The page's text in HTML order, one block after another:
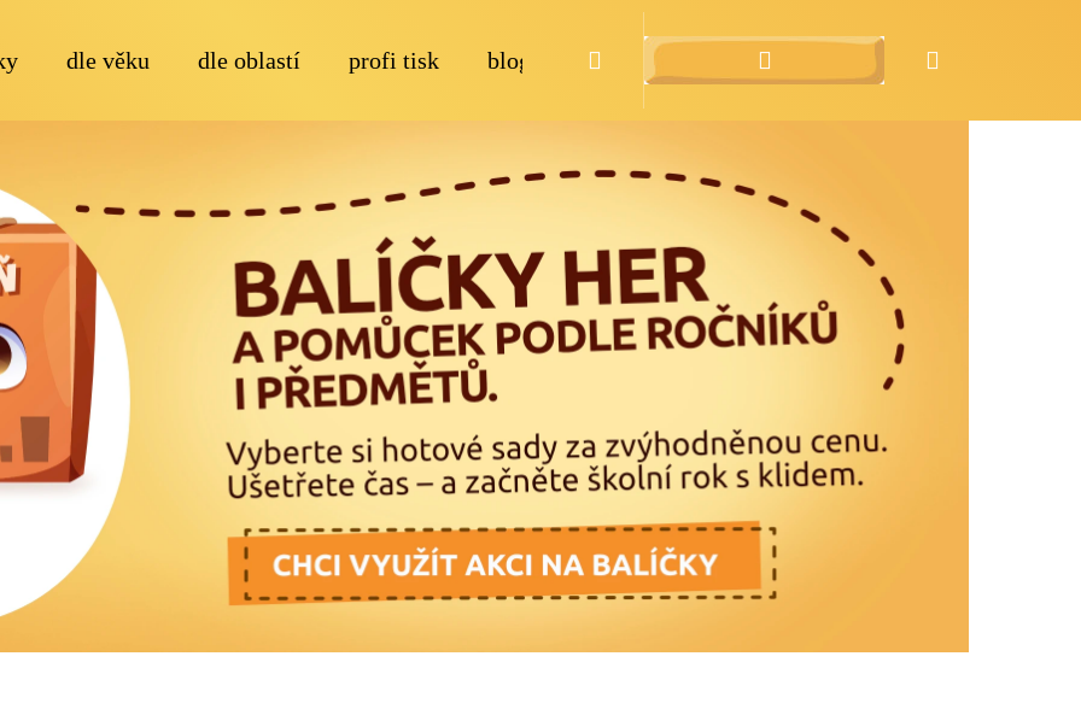
dle věku dle oblastí profi tisk blog o násHledat Přihlášení
Doporučujeme